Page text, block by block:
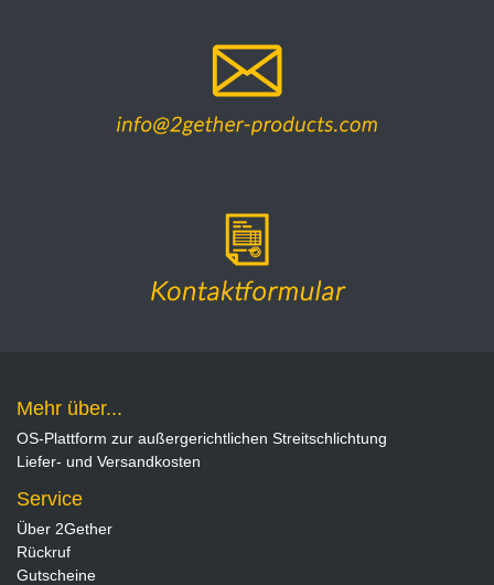
Mehr über...
OS-Plattform zur außergerichtlichen Streitschlichtung
Liefer- und Versandkosten
Service
Über 2Gether
Rückruf
Gutscheine